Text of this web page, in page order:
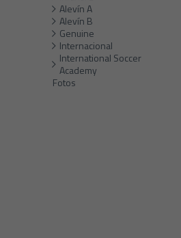
Alevín A
Alevín B
Genuine
Internacional
International Soccer
Academy
Fotos